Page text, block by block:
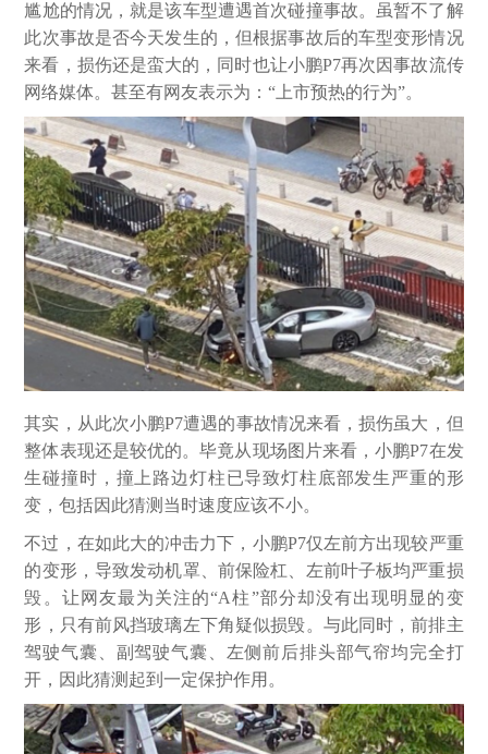
尴尬的情况，就是该车型遭遇首次碰撞事故。虽暂不了解
此次事故是否今天发生的，但根据事故后的车型变形情况
来看，损伤还是蛮大的，同时也让小鹏P7再次因事故流传
网络媒体。甚至有网友表示为：“上市预热的行为”。
其实，从此次小鹏P7遭遇的事故情况来看，损伤虽大，但
整体表现还是较优的。毕竟从现场图片来看，小鹏P7在发
生碰撞时，撞上路边灯柱已导致灯柱底部发生严重的形
变，包括因此猜测当时速度应该不小。
不过，在如此大的冲击力下，小鹏P7仅左前方出现较严重
的变形，导致发动机罩、前保险杠、左前叶子板均严重损
毁。让网友最为关注的“A柱”部分却没有出现明显的变
形，只有前风挡玻璃左下角疑似损毁。与此同时，前排主
驾驶气囊、副驾驶气囊、左侧前后排头部气帘均完全打
开，因此猜测起到一定保护作用。